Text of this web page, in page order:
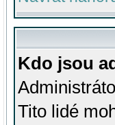
Kdo jsou
Tito lidé